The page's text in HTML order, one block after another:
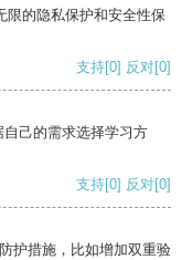
限的隐私保护和安全性保
支持[0] 反对[0]
己的需求选择学习方
支持[0] 反对[0]
护措施，比如增加双重验